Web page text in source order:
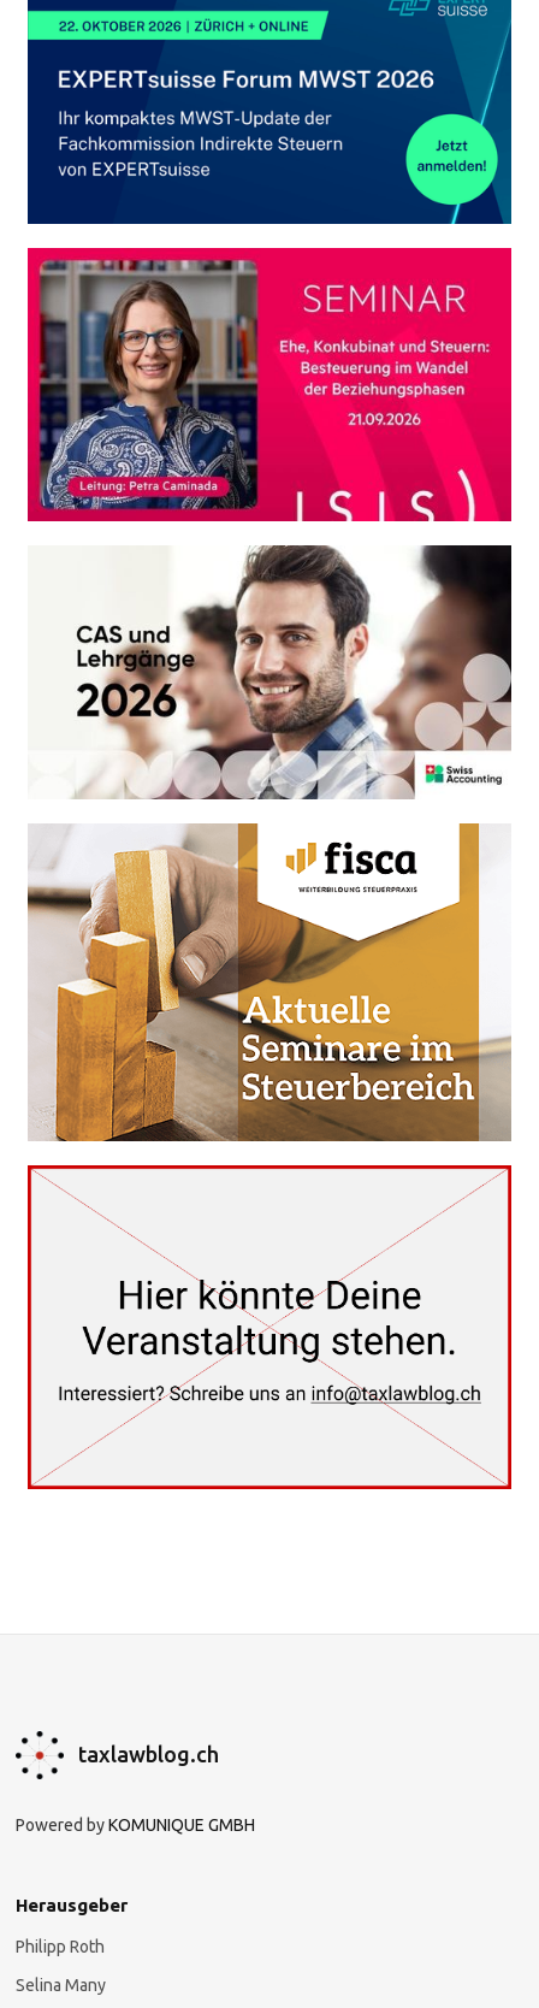
taxlawblog.ch
Powered byKOMUNIQUE GMBH
Herausgeber
Philipp Roth
Selina Many